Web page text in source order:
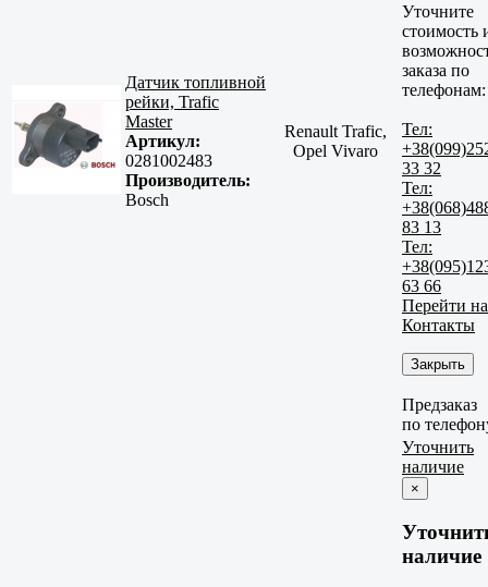
Датчик топливной
рейки, Trafic
Master
Артикул:
0281002483
Производитель:
Bosch
Renault Trafic,
Opel Vivaro
Уточните
стоимость
заказа по
телефонам:
Тел:
33 32
Тел:
83 13
Тел:
63 66
Перейти на
Контакты
Закрыть
Предзаказ
по
Уточнить
наличие
×
наличие